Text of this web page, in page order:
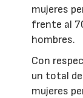
mujeres
frente al
hombres.
Con
un total
mujeres